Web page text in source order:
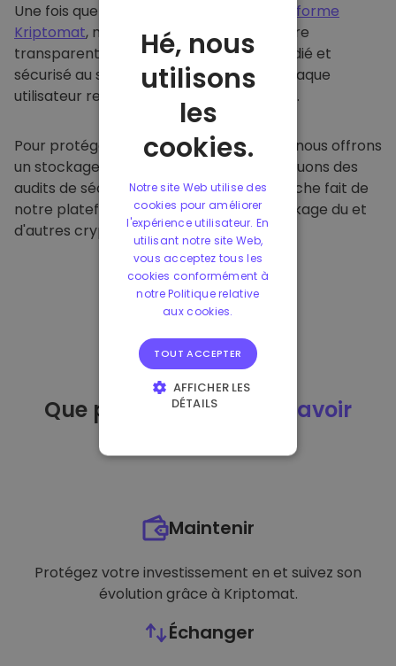
Une fois que vous achetez du sur
la plateforme
Kriptomat, nous le transférons de manière
transparente dans votre portefeuille dédié et
sécurisé au sein de notre plateforme. Chaque
utilisateur reçoit un portefeuille individuel.
Pour protéger nos clients et leurs fonds, nous offrons
un stockage hors ligne sécurisé et effectuons des
audits de sécurité réguliers. Cette approche fait de
notre plateforme un refuge pour le stockage du et
d'autres crypto-monnaies.
Que puis-je faire
après avoir
Maintenir
Protégez votre investissement en et suivez son
évolution grâce à Kriptomat.
Échanger
Hé, nous
utilisons
les
cookies.
Notre site Web utilise des
cookies pour améliorer
l'expérience utilisateur. En
utilisant notre site Web,
vous acceptez tous les
cookies conformément à
notre Politique relative
aux cookies.
TOUT ACCEPTER
AFFICHER LES
DÉTAILS
FONCTIONNALITÉ